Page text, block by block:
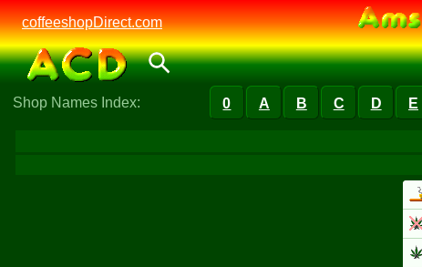
coffeeshopDirect.com
Shop Names Index: 0 A B C D E